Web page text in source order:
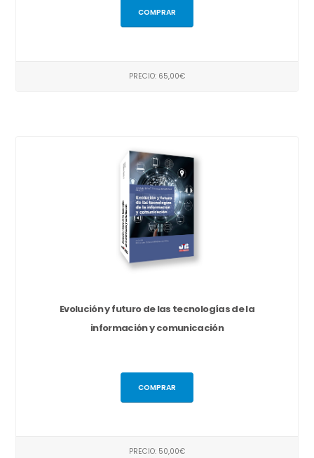
COMPRAR
PRECIO: 65,00€
Evolución y futuro de las tecnologías de la
información y comunicación
COMPRAR
PRECIO: 50,00€